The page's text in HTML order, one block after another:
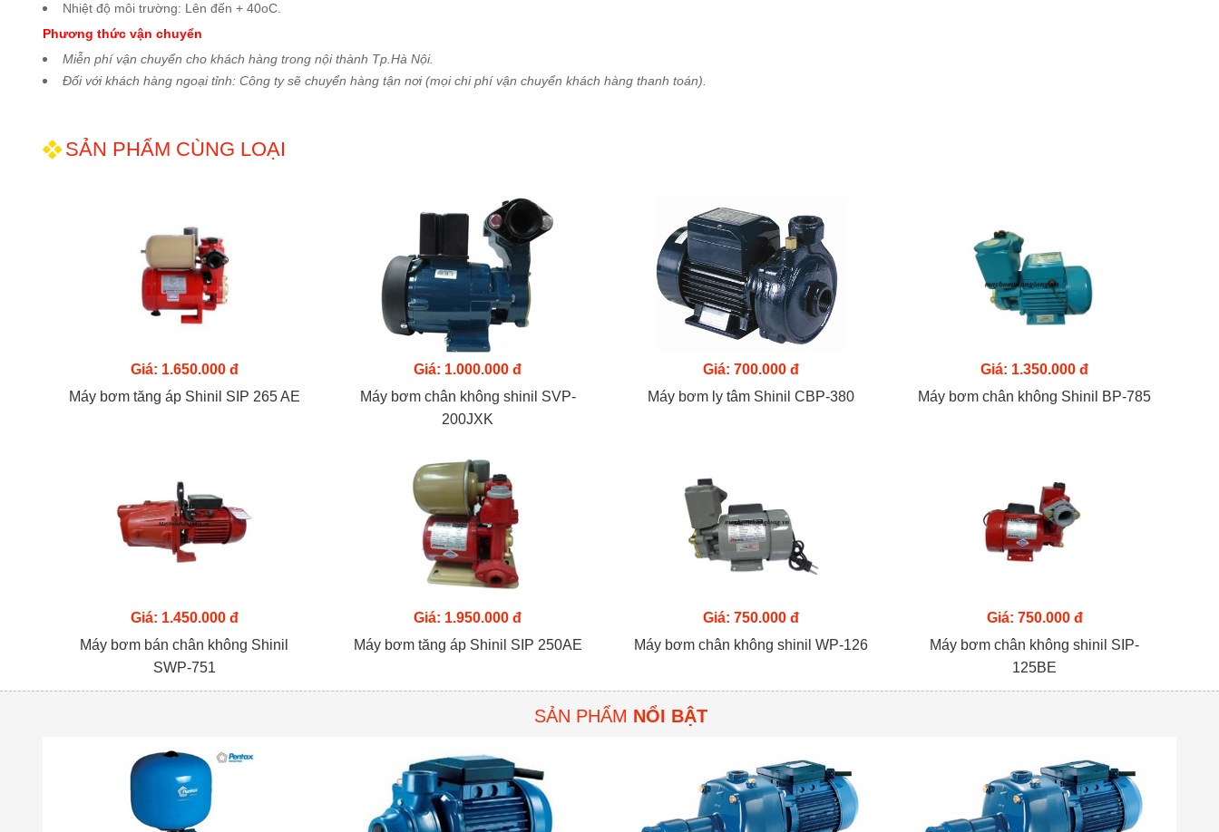
Nhiệt độ môi trường: Lên đến + 40oC.
Phương thức vận chuyển
Miễn phí vận chuyển cho khách hàng trong nội thành Tp.Hà Nội.
Đối với khách hàng ngoại tỉnh: Công ty sẽ chuyển hàng tận nơi (mọi chi phí vận chuyển khách hàng thanh toán).
SẢN PHẨM CÙNG LOẠI
Giá: 1.650.000 đ
Máy bơm tăng áp Shinil SIP 265 AE
Giá: 1.000.000 đ
Máy bơm chân không shinil SVP-
200JXK
Giá: 700.000 đ
Máy bơm ly tâm Shinil CBP-380
Giá: 1.350.000 đ
Máy bơm chân không Shinil BP-785
Giá: 1.450.000 đ
Máy bơm bán chân không Shinil
SWP-751
Giá: 1.950.000 đ
Máy bơm tăng áp Shinil SIP 250AE
Giá: 750.000 đ
Máy bơm chân không shinil WP-126
Giá: 750.000 đ
Máy bơm chân không shinil SIP-
125BE
SẢN PHẨM NỔI BẬT